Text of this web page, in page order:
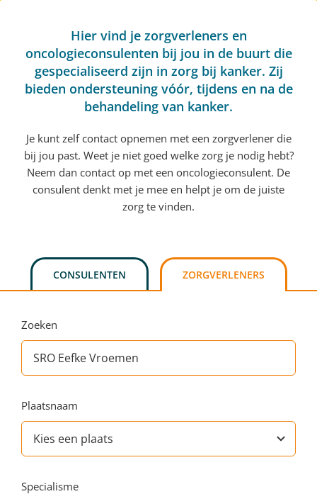
Hier vind je zorgverleners en
oncologieconsulenten bij jou in de buurt die
gespecialiseerd zijn in zorg bij kanker. Zij
bieden ondersteuning vóór, tijdens en na de
behandeling van kanker.
Je kunt zelf contact opnemen met een zorgverlener die
bij jou past. Weet je niet goed welke zorg je nodig hebt?
Neem dan contact op met een oncologieconsulent. De
consulent denkt met je mee en helpt je om de juiste
zorg te vinden.
CONSULENTEN ZORGVERLENERS
Zoeken
Plaatsnaam
Specialisme